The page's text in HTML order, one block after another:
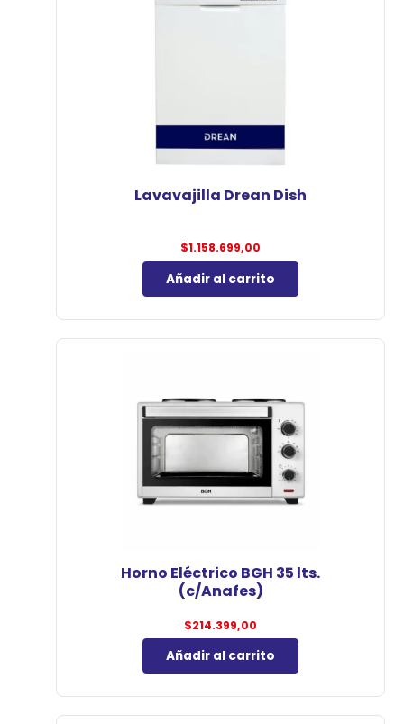
Lavavajilla Drean Dish
$1.158.699,00
Añadir al carrito
Horno Eléctrico BGH 35 lts.
(c/Anafes)
$214.399,00
Añadir al carrito